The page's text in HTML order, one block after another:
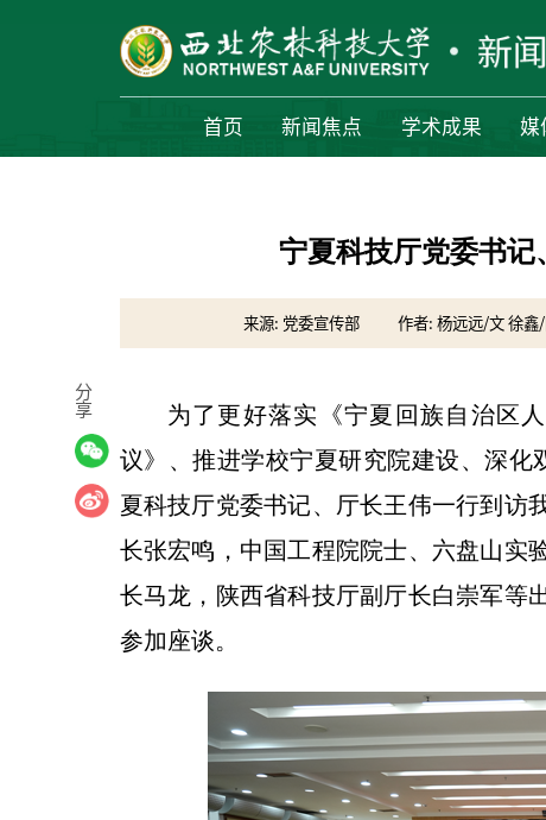
首页 新闻焦点 学术成果 媒
宁夏科技厅党委书
来源: 党委宣传部 作者: 杨远远/文 徐鑫/
为了更好落实《宁夏回族自治区
议》、推进学校宁夏研究院建设、深化
夏科技厅党委书记、厅长王伟一行到访
长张宏鸣，中国工程院院士、六盘山实
长马龙，陕西省科技厅副厅长白崇军等
参加座谈。
分
享